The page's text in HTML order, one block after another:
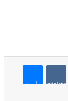
VKontakteماسنجر